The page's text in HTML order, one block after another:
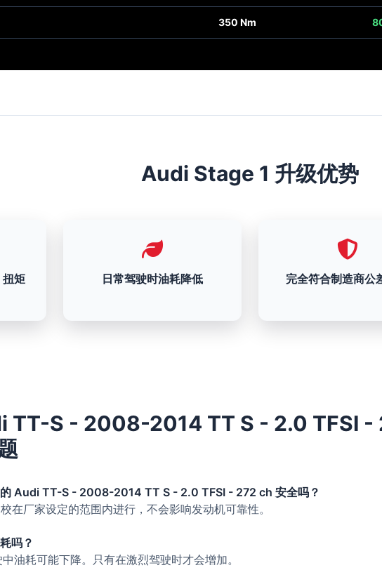
350 Nm
Audi Stage 1 升级优势
矩
日常驾驶时油耗降低 完全符合制造商公
TT-S - 2008-2014 TT S - 2.0 TFSI -
Audi TT-S - 2008-2014 TT S - 2.0 TFSI - 272 ch 安全吗？
在厂家设定的范围内进行，不会影响发动机可靠性。
吗？
油耗可能下降。只有在激烈驾驶时才会增加。